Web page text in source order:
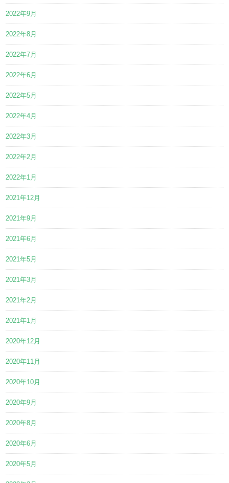
2022年9月
2022年8月
2022年7月
2022年6月
2022年5月
2022年4月
2022年3月
2022年2月
2022年1月
2021年12月
2021年9月
2021年6月
2021年5月
2021年3月
2021年2月
2021年1月
2020年12月
2020年11月
2020年10月
2020年9月
2020年8月
2020年6月
2020年5月